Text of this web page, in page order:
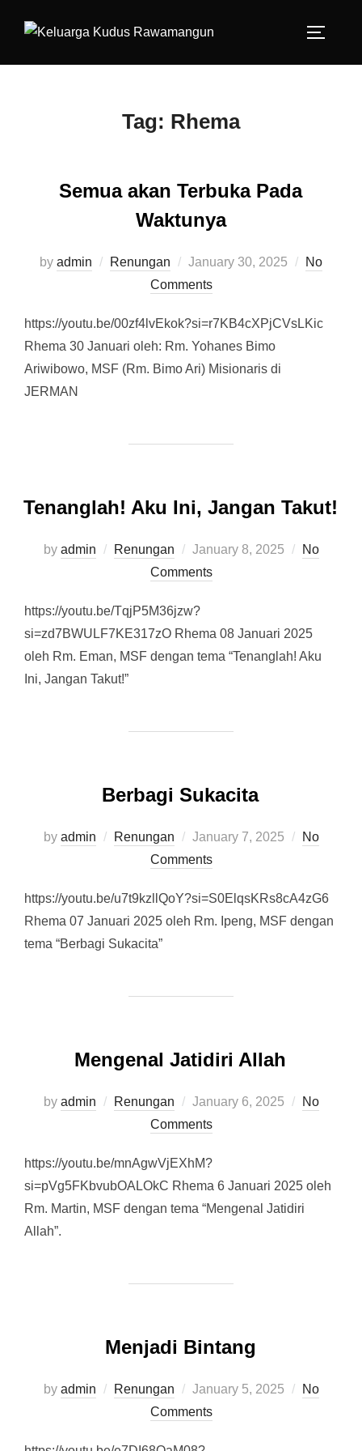
Tag: Rhema
Semua akan Terbuka Pada
Waktunya
by admin Renungan
Posted
on
January 30, 2025
No
Comments
https://youtu.be/00zf4lvEkok?si=r7KB4cXPjCVsLKic
Rhema 30 Januari oleh: Rm. Yohanes Bimo
Ariwibowo, MSF (Rm. Bimo Ari) Misionaris di
JERMAN
Tenanglah! Aku Ini, Jangan Takut!
by admin Renungan
Posted
on
January 8, 2025
No
Comments
https://youtu.be/TqjP5M36jzw?
si=zd7BWULF7KE317zO Rhema 08 Januari 2025
oleh Rm. Eman, MSF dengan tema “Tenanglah! Aku
Ini, Jangan Takut!”
Berbagi Sukacita
by admin Renungan
Posted
on
January 7, 2025
No
Comments
https://youtu.be/u7t9kzllQoY?si=S0ElqsKRs8cA4zG6
Rhema 07 Januari 2025 oleh Rm. Ipeng, MSF dengan
tema “Berbagi Sukacita”
Mengenal Jatidiri Allah
by admin Renungan
Posted
on
January 6, 2025
No
Comments
https://youtu.be/mnAgwVjEXhM?
si=pVg5FKbvubOALOkC Rhema 6 Januari 2025 oleh
Rm. Martin, MSF dengan tema “Mengenal Jatidiri
Allah”.
Menjadi Bintang
by admin Renungan
Posted
on
January 5, 2025
No
Comments